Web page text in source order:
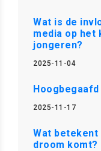
Wat is de
media op het
jongeren?
2025-11-04
2025-11-17
Wat betekent
droom komt?